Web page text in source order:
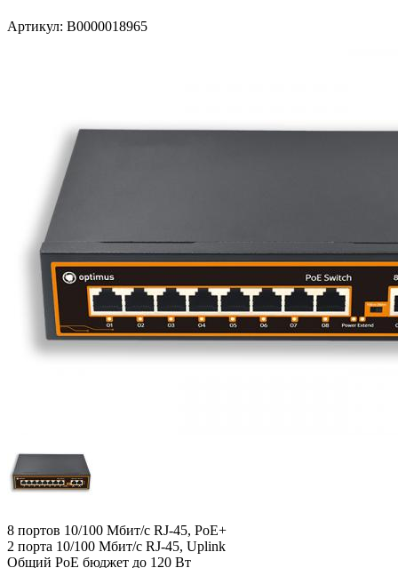
Артикул: В0000018965
8 портов 10/100 Мбит/с RJ-45, PoE+
2 порта 10/100 Мбит/с RJ-45, Uplink
Общий PoE бюджет до 120 Вт